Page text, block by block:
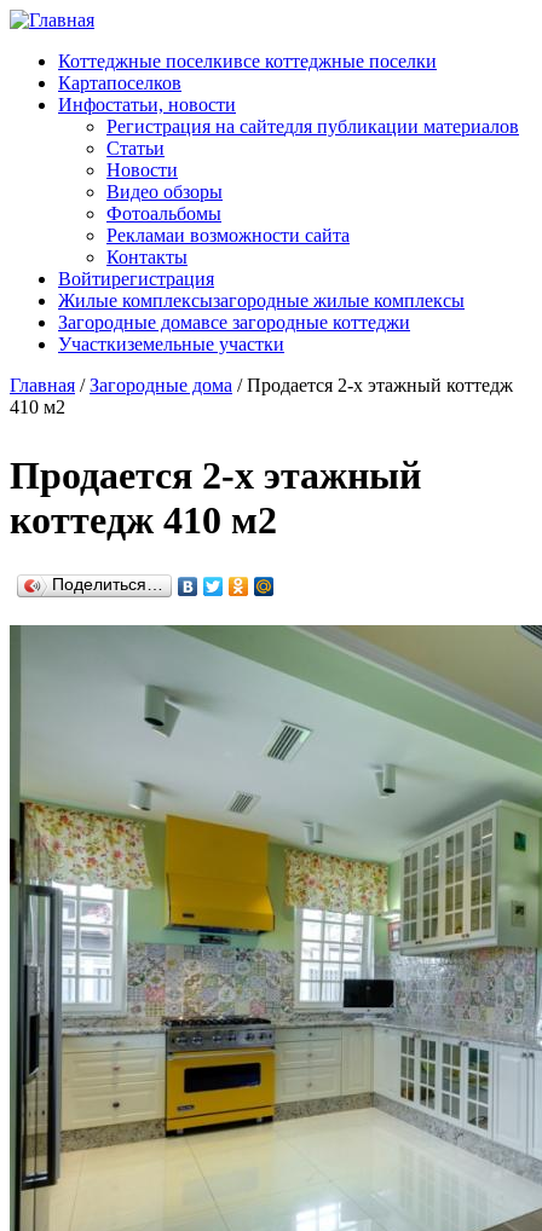
Перейти к основному содержанию
Коттеджные поселкивсе коттеджные поселки
Картапоселков
Инфостатьи, новости
Регистрация на сайтедля публикации материалов
Статьи
Новости
Видео обзоры
Фотоальбомы
Рекламаи возможности сайта
Контакты
Войтирегистрация
Жилые комплексызагородные жилые комплексы
Загородные домавсе загородные коттеджи
Участкиземельные участки
Главная / Загородные дома /Продается 2-х этажный коттедж
410 м2
Продается 2-х этажный
коттедж 410 м2
Поделиться…